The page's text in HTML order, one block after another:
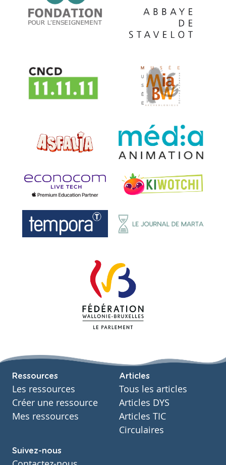
Ressources
Les ressources
Créer une ressource
Mes ressources
Articles
Tous les articles
Articles DYS
Articles TIC
Circulaires
Suivez-nous